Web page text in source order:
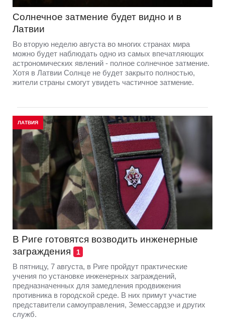
Солнечное затмение будет видно и в
Латвии
Во вторую неделю августа во многих странах мира
можно будет наблюдать одно из самых впечатляющих
астрономических явлений - полное солнечное затмение.
Хотя в Латвии Солнце не будет закрыто полностью,
жители страны смогут увидеть частичное затмение.
ЛАТВИЯ
В Риге готовятся возводить инженерные
заграждения
1
В пятницу, 7 августа, в Риге пройдут практические
учения по установке инженерных заграждений,
предназначенных для замедления продвижения
противника в городской среде. В них примут участие
представители самоуправления, Земессардзе и других
служб.